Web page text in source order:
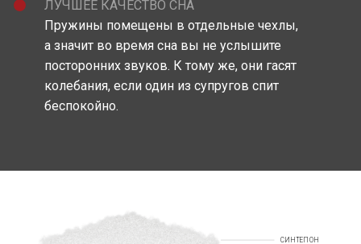
ЛУЧШЕЕ КАЧЕСТВО СНА
Пружины помещены в отдельные чехлы,
а значит во время сна вы не услышите
посторонних звуков. К тому же, они гасят
колебания, если один из супругов спит
беспокойно.
СИНТЕПОН